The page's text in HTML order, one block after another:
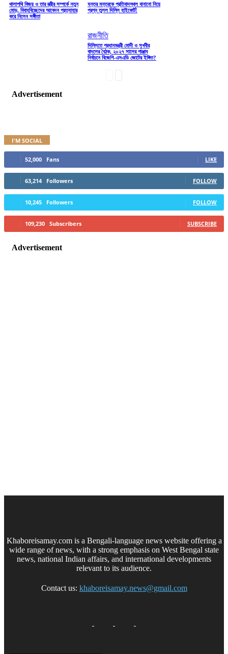
থালাপথি বিজয় ও তার স্ত্রীর সম্পর্কে নতুন
মোড়, বিবাহবিচ্ছেদের আবেদন প্রত্যাহার
করে নিলেন সঙ্গীতা
যন্তর মন্তরকে প্রতিবাদস্থল বানানো নিয়ে
প্রশ্ন তুলল দিল্লি হাইকোর্ট!
রাজনীতি
দিল্লিতে প্রধানমন্ত্রী মোদী ও সুখবীর
বাদলের বৈঠক, ২০২৭ সালের পাঞ্জাব
নির্বাচনে বিজেপি-এসএডি জোটের ইঙ্গিত?
Advertisement
I'M SOCIAL
52,000 Fans LIKE
63,214 Followers FOLLOW
10,245 Followers FOLLOW
109,230 Subscribers SUBSCRIBE
Advertisement
Khaboreisamay.com is a Bengali-language news website offering a
wide range of news, with a strong emphasis on West Bengal state
news, national Indian affairs, and international developments
relevant to its audience.
Contact us: khaboreisamay.news@gmail.com